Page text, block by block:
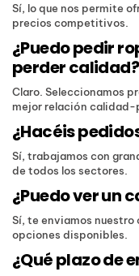
Sí, lo que nos permite
precios competitivos.
¿Puedo pedir
perder calidad?
Claro. Seleccionamos
mejor relación calidad-
¿Hacéis
Sí, trabajamos con
de todos los sectores.
¿Puedo ver un
Sí, te enviamos
opciones disponibles.
¿Qué plazo de